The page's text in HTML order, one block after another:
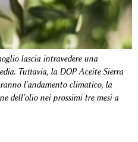
lascia intravedere una
Tuttavia, la DOP Aceite Sierra
l'andamento climatico, la
dell'olio nei prossimi tre mesi a